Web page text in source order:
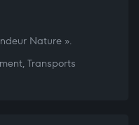
Nature ».
Transports